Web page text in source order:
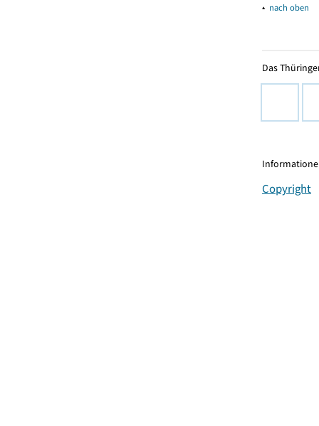
▴ nach oben
Das
Copyright